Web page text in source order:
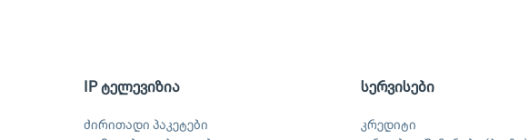
IP ტელევიზია
ძირითადი პაკეტები
სერვისები
კრედიტი